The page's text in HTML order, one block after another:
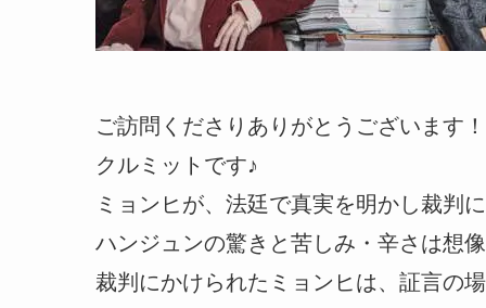
ご訪問くださりありがとうございます！
クルミットです♪
ミョンヒが、法廷で真実を明かし裁判
ハンジュンの驚きと苦しみ・辛さは想
裁判にかけられたミョンヒは、証言の